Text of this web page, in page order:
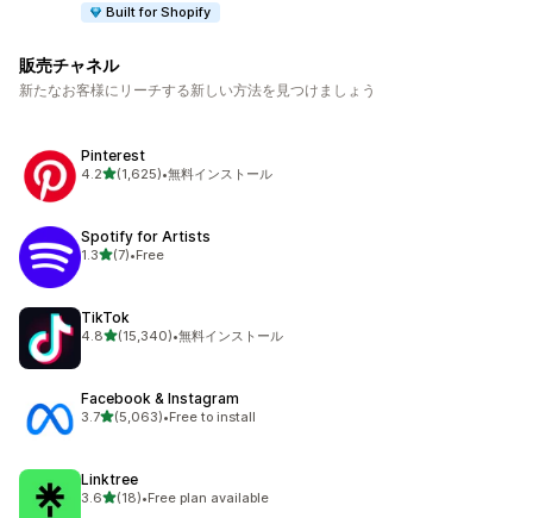
Built for Shopify
販売チャネル
新たなお客様にリーチする新しい方法を見つけましょう
Pinterest
4.25つ星中
(1,625)
合計レビュー数：1625件
•無料インストール
Spotify for Artists
1.35つ星中
(7)
合計レビュー数：7件
•Free
TikTok
4.85つ星中
(15,340)
合計レビュー数：15340件
•無料インストール
Facebook & Instagram
3.75つ星中
(5,063)
合計レビュー数：5063件
•Free to install
Linktree
3.65つ星中
(18)
合計レビュー数：18件
•Free plan available